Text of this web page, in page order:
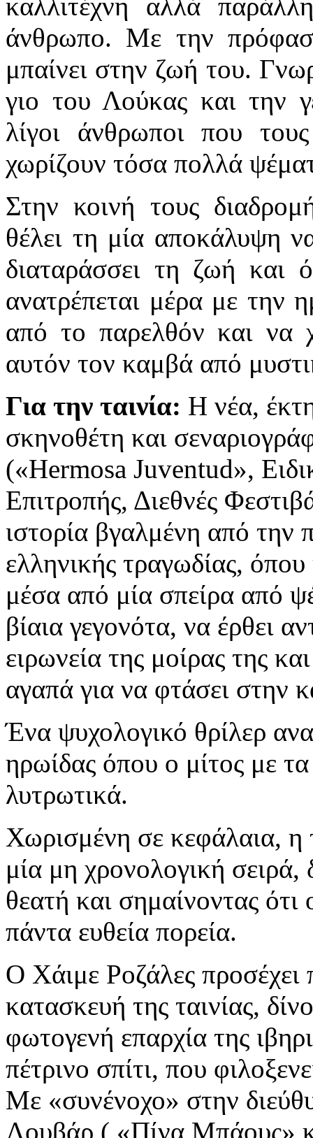
άνθρωπο. Με την
μπαίνει στην ζωή του.
γιο του Λούκας και την
λίγοι άνθρωποι που
χωρίζουν τόσα πολλά
Στην κοινή τους
θέλει τη μία αποκάλυψη
διαταράσσει τη ζωή και
ανατρέπεται μέρα με την
από το παρελθόν και να
αυτόν τον καμβά από
Για την ταινία: Η νέα,
σκηνοθέτη και
(«Hermosa Juventud»,
Επιτροπής, Διεθνές
ιστορία βγαλμένη από την
ελληνικής τραγωδίας,
μέσα από μία σπείρα από
βίαια γεγονότα, να έρθει
ειρωνεία της μοίρας της
αγαπά για να φτάσει στην
Ένα ψυχολογικό θρίλερ
ηρωίδας όπου ο μίτος με τα
λυτρωτικά.
Χωρισμένη σε κεφάλαια, η
μία μη χρονολογική σειρά,
θεατή και σημαίνοντας ότι
πάντα ευθεία πορεία.
Ο Χάιμε Ροζάλες προσέχει
κατασκευή της ταινίας,
φωτογενή επαρχία της
πέτρινο σπίτι, που
Με «συνένοχο» στην
Λουβάρ ( «Πίνα Μπάους»